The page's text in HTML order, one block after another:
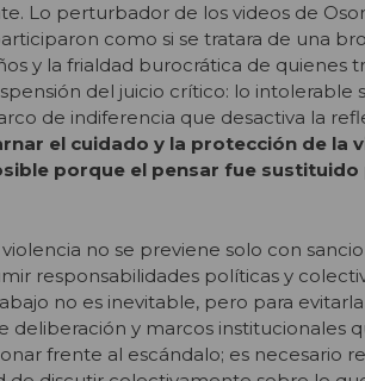
Lo perturbador de los videos de
como si se tratara de una
y la frialdad burocrática de quienes
del juicio crítico: lo intolerable
de indiferencia que desactiva la
el cuidado y la protección de la
porque el pensar fue sustituido
no se previene solo con
responsabilidades políticas y
no es inevitable, pero para
deliberación y marcos institucionales
frente al escándalo; es necesario